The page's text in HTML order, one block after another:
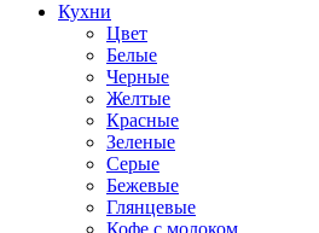
Кухни
Цвет
Белые
Черные
Желтые
Красные
Зеленые
Серые
Бежевые
Глянцевые
Кофе с молоком